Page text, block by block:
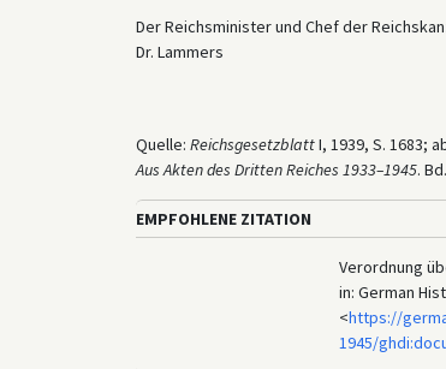
Der Reichsminister und Chef der
Dr. Lammers
Quelle: ReichsgesetzblattI, 1939, S. 1683;
Aus Akten des Dritten Reiches 1933–1945.
EMPFOHLENE ZITATION
Verordnung
in: German
<https://
1945/